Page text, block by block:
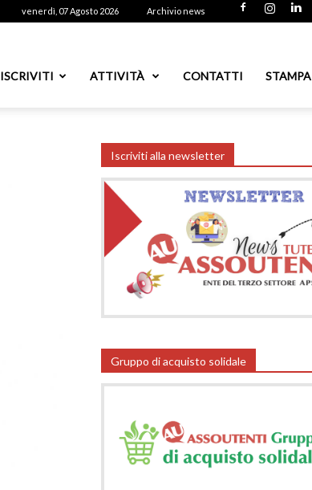
venerdì, 07 Agosto 2026 Archivio news
ISCRIVITI ATTIVITÀ CONTATTI STAMPA
Iscriviti alla newsletter
Gruppo di acquisto solidale